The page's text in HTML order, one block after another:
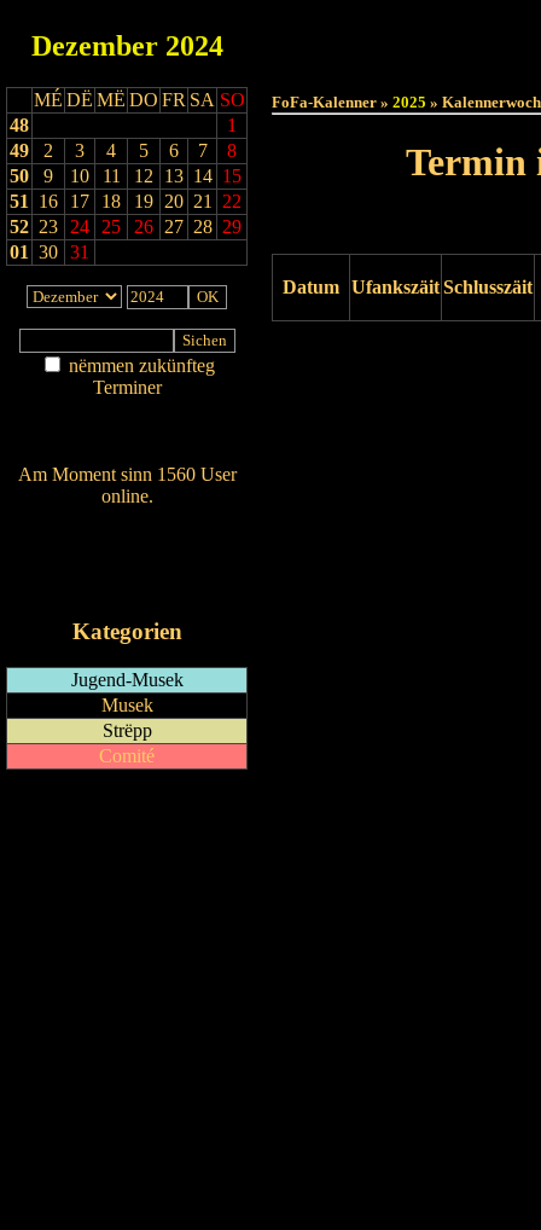
Dezember 2024
MÉ DË MË DO FR SA SO
48
1
49
2 3 4 5 6 7
8
50
9 10 11 12 13 14 15
51
16 17 18 19 20 21
22
52 23 24 25 26 27 28 29
01 30 31
nëmmen zukünfteg
Terminer
Am Moment sinn 1560 User
online.
Kategorien
Jugend-Musek
Musek
Strëpp
Comité
FoFa-Kalenner » 2025 »
Termin
Datum UfankszäitSchlusszäit